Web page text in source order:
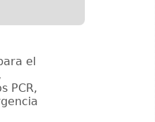
el
PCR,